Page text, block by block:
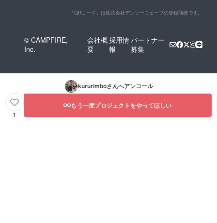
「QRコード」は株式会社デンソーウェーブの登録商標です。
© CAMPFIRE,
Inc.
会社概
要
採用情
報
パートナー
募集
kururimboさんへアンコール
1
もう一度プロジェクトをやってほしい